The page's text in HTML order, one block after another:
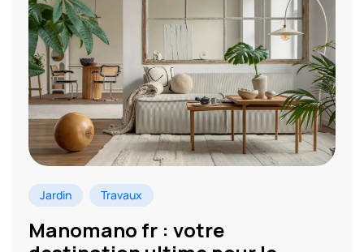
Jardin Travaux
Manomano fr : votre